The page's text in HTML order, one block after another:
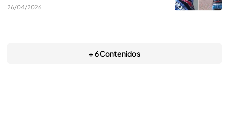
26/04/2026
+ 6 Contenidos